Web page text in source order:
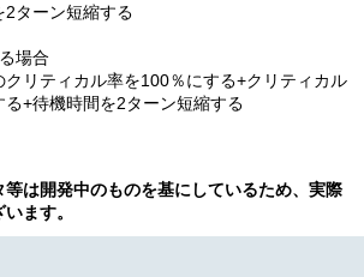
ターン短縮する
場合
リティカル率を100％にする+クリティカル
+待機時間を2ターン短縮する
は開発中のものを基にしているため、実際
ます。